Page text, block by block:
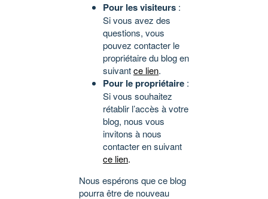
Pour les visiteurs :
Si vous avez des
questions, vous
pouvez contacter le
propriétaire du blog en
suivantce lien.
Pour le propriétaire :
Si vous souhaitez
rétablir l’accès à votre
blog, nous vous
invitons à nous
contacter en suivant
ce lien.
Nous espérons que ce blog
pourra être de nouveau